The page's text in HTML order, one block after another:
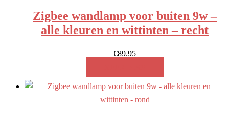
Zigbee wandlamp voor buiten 9w –
alle kleuren en wittinten – recht
€89.95